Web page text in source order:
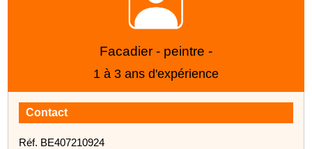
Facadier - peintre -
1 à 3 ans d'expérience
Contact
Réf. BE407210924